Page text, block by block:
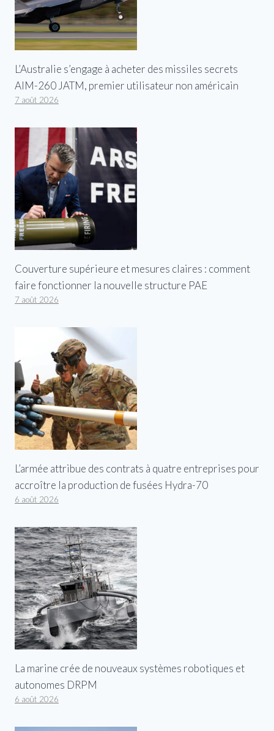
L’Australie s’engage à acheter des missiles secrets
AIM-260 JATM, premier utilisateur non américain
7 août 2026
Couverture supérieure et mesures claires : comment
faire fonctionner la nouvelle structure PAE
7 août 2026
L’armée attribue des contrats à quatre entreprises pour
accroître la production de fusées Hydra-70
6 août 2026
La marine crée de nouveaux systèmes robotiques et
autonomes DRPM
6 août 2026